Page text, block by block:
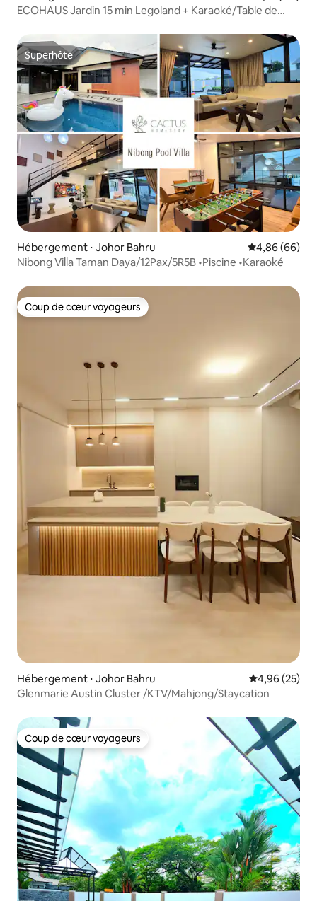
ECOHAUS Jardin 15 min Legoland + Karaoké/Table de
Superhôte
Superhôte
Hébergement ⋅ Johor Bahru Évaluation
4,86 (66)
Nibong Villa Taman Daya/12Pax/5R5B •Piscine •Karaoké
Coup de cœur voyageurs
Coup de cœur voyageurs
Hébergement ⋅ Johor Bahru Évaluation
4,96 (25)
Glenmarie Austin Cluster /KTV/Mahjong/Staycation
Coup de cœur voyageurs
Coup de cœur voyageurs